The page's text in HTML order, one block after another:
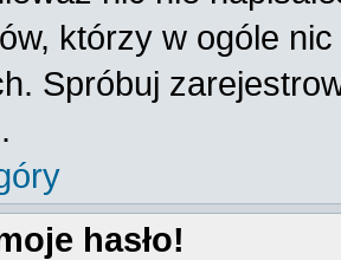
którzy w ogóle
Spróbuj
hasło!